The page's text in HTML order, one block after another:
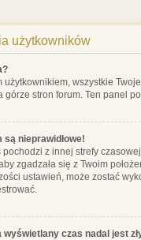
użytkowników
wszystkie
górze stron forum. Ten panel
nieprawidłowe!
z innej strefy
zgadzała się z Twoim
ustawień, może zostać
czas nadal jest